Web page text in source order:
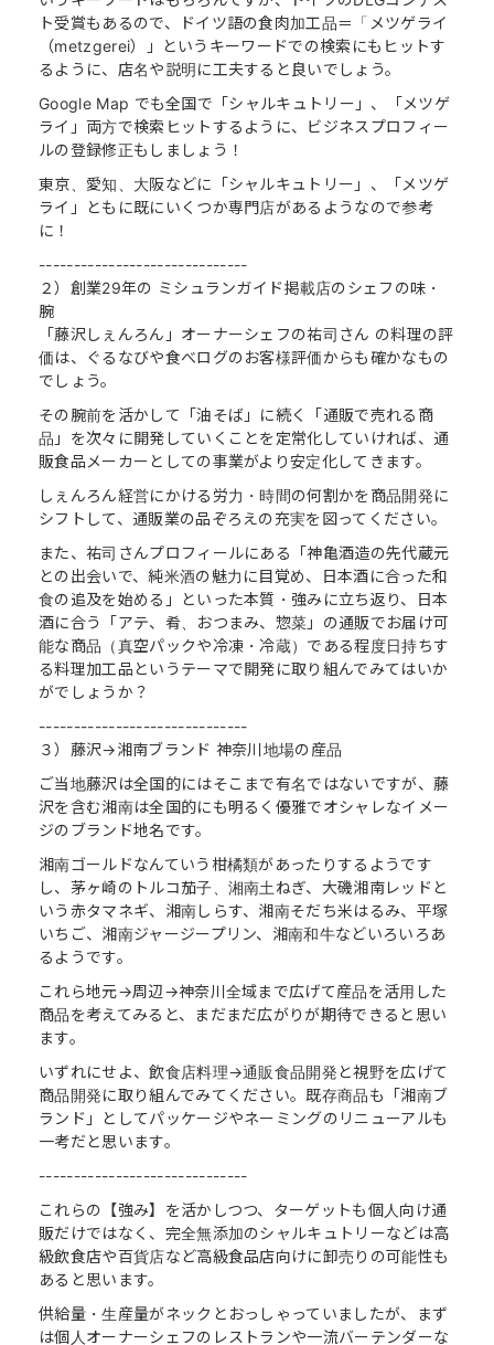
ト受賞もあるので、ドイツ語の食肉加工品＝「メツゲライ
（metzgerei）」というキーワードでの検索にもヒットす
るように、店名や説明に工夫すると良いでしょう。
Google Map でも全国で「シャルキュトリー」、「メツゲ
ライ」両方で検索ヒットするように、ビジネスプロフィー
ルの登録修正もしましょう！
東京、愛知、大阪などに「シャルキュトリー」、「メツゲ
ライ」ともに既にいくつか専門店があるようなので参考
に！
------------------------------
２）創業29年の ミシュランガイド掲載店のシェフの味・
腕
「藤沢しぇんろん」オーナーシェフの祐司さん の料理の評
価は、ぐるなびや食べログのお客様評価からも確かなもの
でしょう。
その腕前を活かして「油そば」に続く「通販で売れる商
品」を次々に開発していくことを定常化していければ、通
販食品メーカーとしての事業がより安定化してきます。
しぇんろん経営にかける労力・時間の何割かを商品開発に
シフトして、通販業の品ぞろえの充実を図ってください。
また、祐司さんプロフィールにある「神亀酒造の先代蔵元
との出会いで、純米酒の魅力に目覚め、日本酒に合った和
食の追及を始める」といった本質・強みに立ち返り、日本
酒に合う「アテ、肴、おつまみ、惣菜」の通販でお届け可
能な商品（真空パックや冷凍・冷蔵）である程度日持ちす
る料理加工品というテーマで開発に取り組んでみてはいか
がでしょうか？
------------------------------
３）藤沢→湘南ブランド 神奈川地場の産品
ご当地藤沢は全国的にはそこまで有名ではないですが、藤
沢を含む湘南は全国的にも明るく優雅でオシャレなイメー
ジのブランド地名です。
湘南ゴールドなんていう柑橘類があったりするようです
し、茅ヶ崎のトルコ茄子、湘南土ねぎ、大磯湘南レッドと
いう赤タマネギ、湘南しらす、湘南そだち米はるみ、平塚
いちご、湘南ジャージープリン、湘南和牛などいろいろあ
るようです。
これら地元→周辺→神奈川全域まで広げて産品を活用した
商品を考えてみると、まだまだ広がりが期待できると思い
ます。
いずれにせよ、飲食店料理→通販食品開発と視野を広げて
商品開発に取り組んでみてください。既存商品も「湘南ブ
ランド」としてパッケージやネーミングのリニューアルも
一考だと思います。
------------------------------
これらの【強み】を活かしつつ、ターゲットも個人向け通
販だけではなく、完全無添加のシャルキュトリーなどは高
級飲食店や百貨店など高級食品店向けに卸売りの可能性も
あると思います。
供給量・生産量がネックとおっしゃっていましたが、まず
は個人オーナーシェフのレストランや一流バーテンダーな